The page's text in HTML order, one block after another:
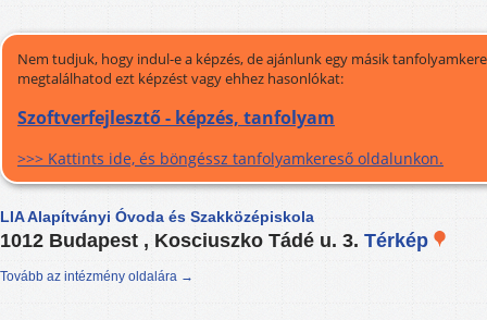
Nem tudjuk, hogy indul-e a képzés, de ajánlunk egy másik
megtalálhatod ezt képzést vagy ehhez hasonlókat:
Szoftverfejlesztő - képzés, tanfolyam
>>> Kattints ide, és böngéssz tanfolyamkereső oldalunkon.
LIA Alapítványi Óvoda és Szakközépiskola
1012 Budapest , Kosciuszko Tádé u. 3. Térkép
Tovább az intézmény oldalára →